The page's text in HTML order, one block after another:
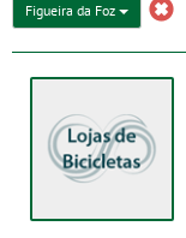
Figueira da Foz